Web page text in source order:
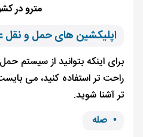
مترو در
اپلیکشین ‌های حمل و نقل
برای اینکه بتوانید از سیستم
راحت تر استفاده کنید، می
تر آشنا شوید.
• صله